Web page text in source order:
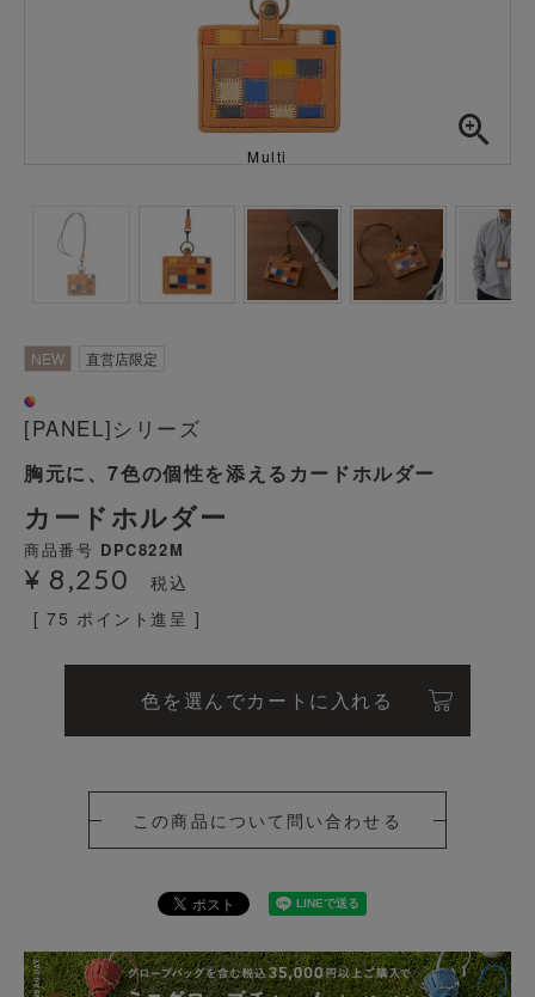
Multi
NEW 直営店限定
[PANEL]シリーズ
胸元に、7色の個性を添えるカードホルダー
カードホルダー
商品番号 DPC822M
¥ 8,250
税込
[ 75 ポイント進呈 ]
色を選んでカートに入れる
この商品について問い合わせる